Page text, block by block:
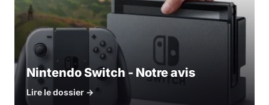
Nintendo Switch - Notre avis
Lire le dossier →